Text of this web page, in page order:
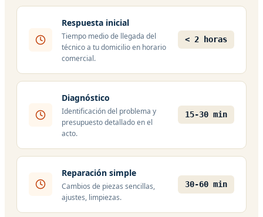
Respuesta inicial
Tiempo medio de llegada del
técnico a tu domicilio en horario
comercial.
< 2 horas
Diagnóstico
Identificación del problema y
presupuesto detallado en el
acto.
15-30 min
Reparación simple
Cambios de piezas sencillas,
ajustes, limpiezas.
30-60 min